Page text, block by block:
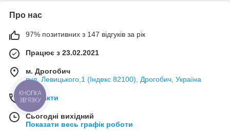
Про нас
97% позитивних з 147 відгуків за рік
Працює з 23.02.2021
м. Дрогобич
вул. Левицького,1 (Індекс 82100), Дрогобич, Україна
Контакти
Сьогодні вихідний
Показати весь графік роботи
КНОПКА
ЗВ'ЯЗКУ